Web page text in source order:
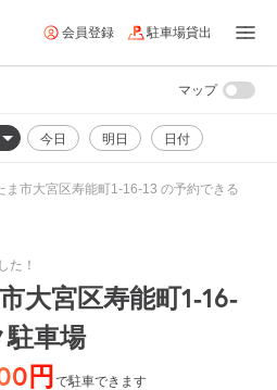
会員登録 駐車場貸出
今日 明日 日付
マップ
ま市大宮区寿能町1-16-13 の予約できる
た！
大宮区寿能町1-16-
車場
円で駐車できます